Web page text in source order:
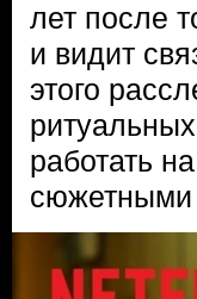
лет после
и видит
этого
работать
сюжетными